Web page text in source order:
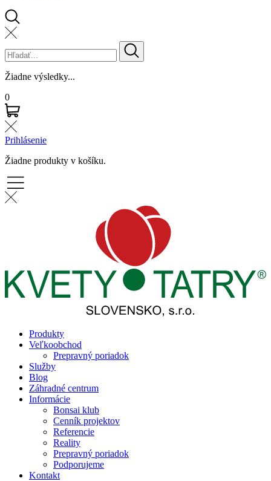
Žiadne výsledky...
0
Prihlásenie
Žiadne produkty v košíku.
Produkty
Veľkoobchod
Prepravný poriadok
Služby
Blog
Záhradné centrum
Informácie
Bonsai klub
Cenník projektov
Referencie
Reality
Prepravný poriadok
Podporujeme
Kontakt